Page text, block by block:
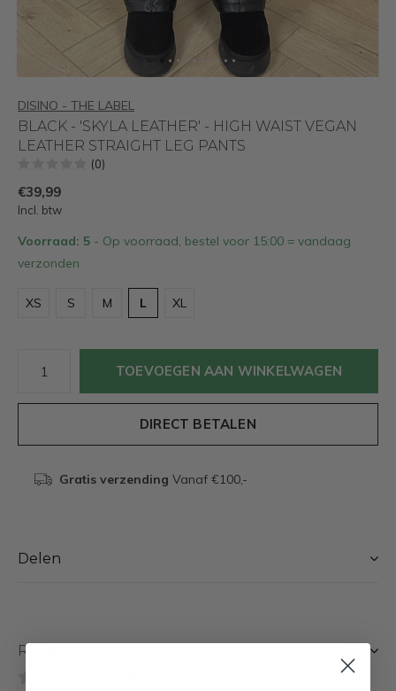
DISINO - THE LABEL
BLACK - 'SKYLA LEATHER' - HIGH WAIST VEGAN
LEATHER STRAIGHT LEG PANTS
(0)
€39,99
Incl. btw
Voorraad: 5 - Op voorraad, bestel voor 15:00 = vandaag
verzonden
XS S M L XL
TOEVOEGEN AAN WINKELWAGEN
DIRECT BETALEN
Gratis verzending Vanaf €100,-
Delen
Reviews